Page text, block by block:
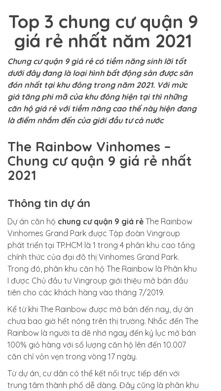
Top 3 chung cư quận 9
giá rẻ nhất năm 2021
Chung cư quận 9 giá rẻ có tiềm năng sinh lời tốt
dưới đây đang là loại hình bất động sản được săn
đón nhất tại khu đông trong năm 2021. Với mức
giá tăng phi mã của khu đông hiện tại thì những
căn hộ giá rẻ với tiềm năng cao thế này hiện đang
là điểm nhắm đến của giới đầu tư cả nước
The Rainbow Vinhomes –
Chung cư quận 9 giá rẻ nhất
2021
Thông tin dự án
Dự án căn hộ chung cư quận 9 giá rẻ The Rainbow
Vinhomes Grand Park được Tập đoàn Vingroup
phát triển tại TP.HCM là 1 trong 4 phân khu cao tầng
chính thức của đại đô thị Vinhomes Grand Park.
Trong đó, phân khu căn hộ The Rainbow là Phân khu
I được Chủ đầu tư Vingroup giới thiệu mở bán đầu
tiên cho các khách hàng vào tháng 7/2019.
Kể từ khi The Rainbow được mở bán đến nay, dự án
chưa bao giờ hết nóng trên thị trường. Nhắc đến The
Rainbow là người ta dẽ nhớ ngay đến kỷ lục mở bán
100% giỏ hàng với số lượng căn hộ lên đến 10.007
căn chỉ vỏn vẹn trong vòng 17 ngày.
Từ dự án, cư dân có thể kết nối trực tiếp đến với
trung tâm thành phố dễ dàng. Đây cũng là phân khu